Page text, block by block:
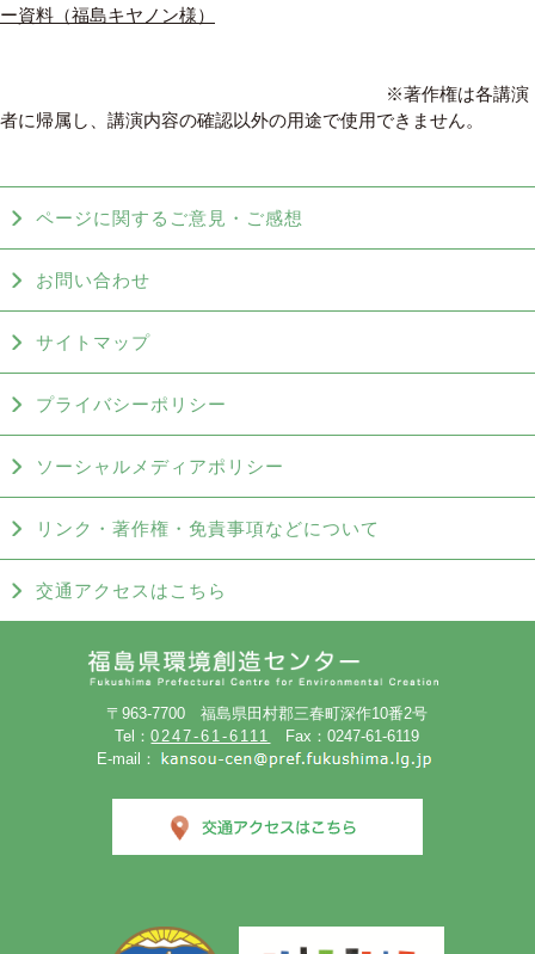
ー資料（福島キヤノン様）
※著作権は各講演
者に帰属し、講演内容の確認以外の用途で使用できません。
ページに関するご意見・ご感想
お問い合わせ
サイトマップ
プライバシーポリシー
ソーシャルメディアポリシー
リンク・著作権・免責事項などについて
交通アクセスはこちら
〒963-7700 福島県田村郡三春町深作10番2号
Tel：0247-61-6111
Fax：0247-61-6119
E-mail：